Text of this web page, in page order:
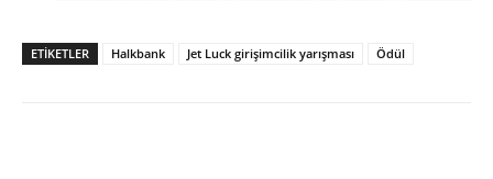
ETİKETLER Halkbank Jet Luck girişimcilik yarışması Ödül